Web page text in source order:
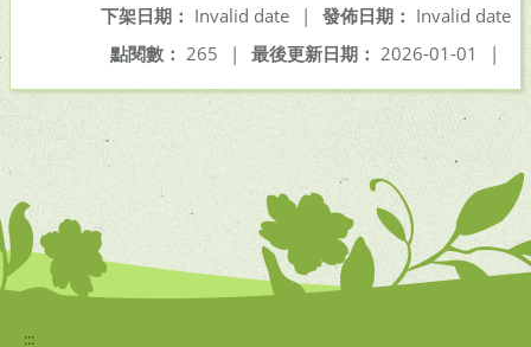
發佈日期： Invalid date
下架日期： Invalid date
|
最後更新日期： 2026-01-01 |
點閱數： 265 |
:::